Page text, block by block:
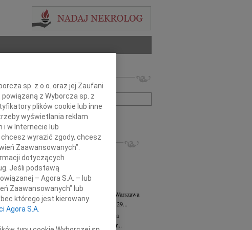
i nazwisko lub numer ogłoszenia:
+ szukanie zaawansowane
NEKROLOGI
07.08.2026Warszawa
Dziekanie Wydziału dr hab. Julii Kubisie,...
07.08.2026Warszawa
Naszej kochanej i dzielnej Marylce Butruk...
Jacek Tadeusz Duniec
Warszawa
Z wielkim żalem przyjęliśmy wiadomość, że 29...
Małgorzata Kościelska
Warszawa
W dniu 3 sierpnia 2026 roku zmarła Profesor...
sp. z o.o. oraz jej Zaufani
z Wyborcza sp. z
plików cookie lub inne
wyświetlania reklam
i w Internecie lub
wyrazić zgody, chcesz
Zaawansowanych”.
dotyczących
Jeśli podstawą
– Agora S.A. – lub
Zaawansowanych” lub
którego jest kierowany.
Agora S.A.